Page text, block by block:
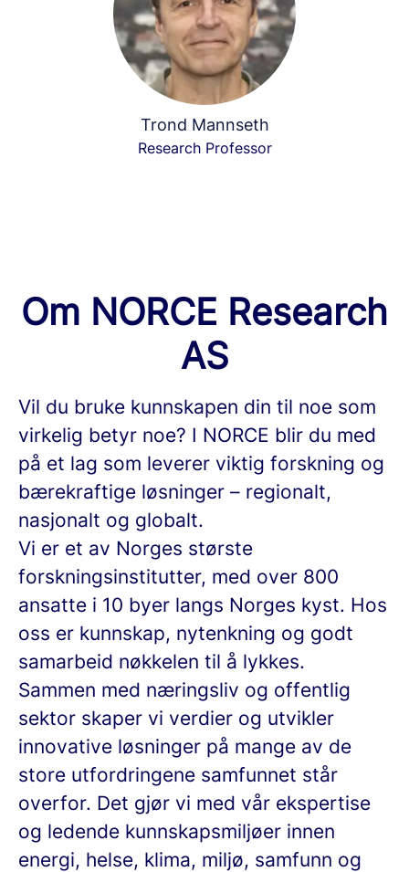
Trond Mannseth
Research Professor
Om NORCE Research
AS
Vil du bruke kunnskapen din til noe som
virkelig betyr noe? I NORCE blir du med
på et lag som leverer viktig forskning og
bærekraftige løsninger – regionalt,
nasjonalt og globalt.
Vi er et av Norges største
forskningsinstitutter, med over 800
ansatte i 10 byer langs Norges kyst. Hos
oss er kunnskap, nytenkning og godt
samarbeid nøkkelen til å lykkes.
Sammen med næringsliv og offentlig
sektor skaper vi verdier og utvikler
innovative løsninger på mange av de
store utfordringene samfunnet står
overfor. Det gjør vi med vår ekspertise
og ledende kunnskapsmiljøer innen
energi, helse, klima, miljø, samfunn og